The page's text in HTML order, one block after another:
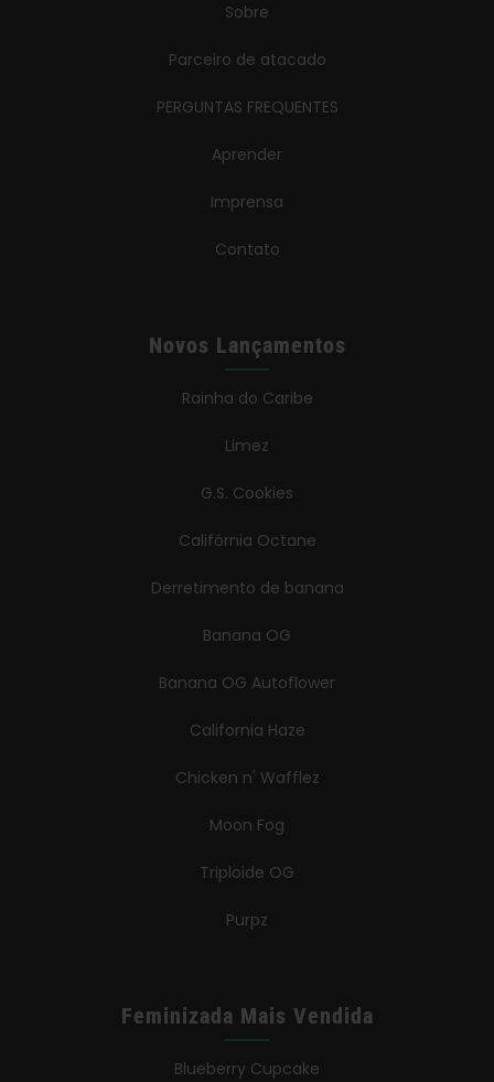
Sobre
Parceiro de atacado
PERGUNTAS FREQUENTES
Aprender
Imprensa
Contato
Novos Lançamentos
Rainha do Caribe
Limez
G.S. Cookies
Califórnia Octane
Derretimento de banana
Banana OG
Banana OG Autoflower
California Haze
Chicken n' Wafflez
Moon Fog
Triploide OG
Purpz
Feminizada Mais Vendida
Blueberry Cupcake